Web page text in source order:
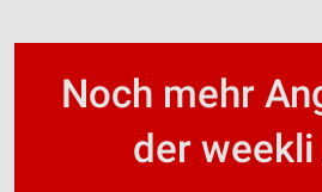
Noch mehr
der weekli